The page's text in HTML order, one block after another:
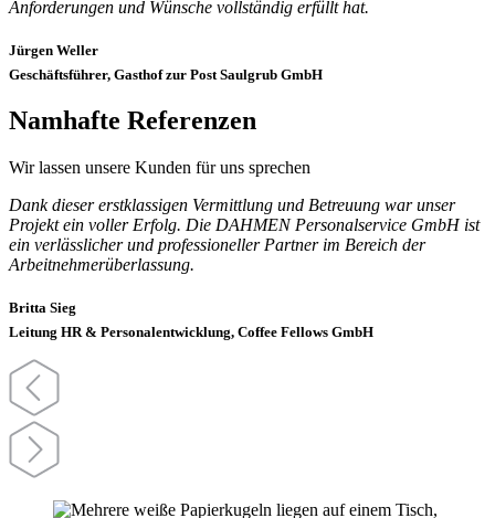
Anforderungen und Wünsche vollständig erfüllt hat.
Jürgen Weller
Geschäftsführer, Gasthof zur Post Saulgrub GmbH
Namhafte Referenzen
Wir lassen unsere Kunden für uns sprechen
Dank dieser erstklassigen Vermittlung und Betreuung war unser
Projekt ein voller Erfolg. Die DAHMEN Personalservice GmbH ist
ein verlässlicher und professioneller Partner im Bereich der
Arbeitnehmerüberlassung.
Britta Sieg
Leitung HR & Personalentwicklung, Coffee Fellows GmbH